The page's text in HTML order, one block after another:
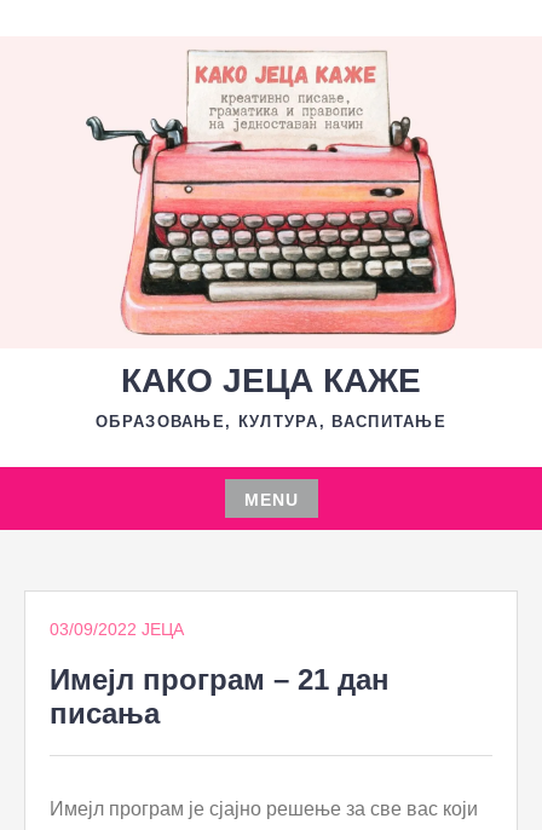
КАКО ЈЕЦА КАЖЕ
ОБРАЗОВАЊЕ, КУЛТУРА, ВАСПИТАЊЕ
MENU
Skip
content
03/09/2022 ЈЕЦА
Имејл програм – 21 дан
писања
Имејл програм је сјајно решење за све вас који